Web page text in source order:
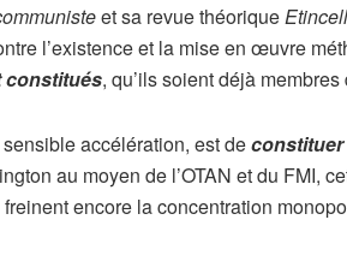
et sa revue théorique
l’existence et la mise en œuvre
constitués, qu’ils soient déjà
accélération, est deconstituer
au moyen de l’OTAN et du FMI,
encore la concentration